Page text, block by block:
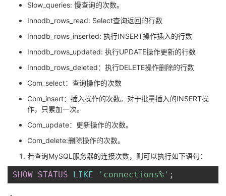
Slow_queries: 慢查询的次数。
Innodb_rows_read: Select查询返回的行数
Innodb_rows_inserted: 执行INSERT操作插入的行数
Innodb_rows_updated: 执行UPDATE操作更新的行数
Innodb_rows_deleted：执行DELETE操作删除的行数
Com_select：查询操作的次数
Com_insert：插入操作的次数。对于批量插入的INSERT操
作，只累加一次。
Com_update：更新操作的次数。
Com_delete:删除操作的次数。
若查询MySQL服务器的连接次数，则可以执行如下语句：
SHOW STATUS LIKE 'connections%' ;